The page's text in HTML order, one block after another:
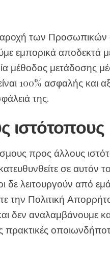
των
εμπορικά αποδεκτά
μέθοδος μετάδοσης
100% ασφαλής και
της.
ιστότοπους
προς άλλους
σε αυτόν
δε λειτουργούν από
την Πολιτική
δεν αναλαμβάνουμε
πρακτικές